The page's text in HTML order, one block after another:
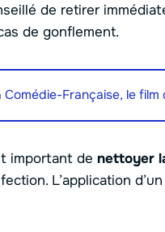
de retirer
de gonflement.
Française, le film
important de nettoyer
L’application